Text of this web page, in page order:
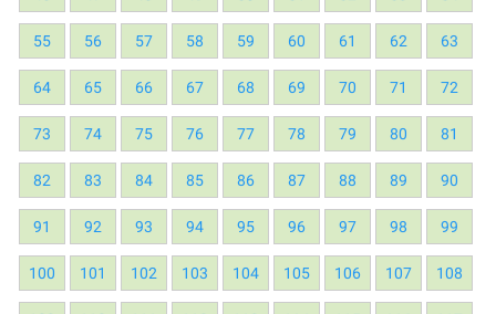
55 56 57 58 59 60 61 62 63
64 65 66 67 68 69 70 71 72
73 74 75 76 77 78 79 80 81
82 83 84 85 86 87 88 89 90
91 92 93 94 95 96 97 98 99
100 101 102 103 104 105 106 107 108